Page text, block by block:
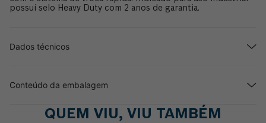
possui selo Heavy Duty com 2 anos de garantia.
Dados técnicos
Conteúdo da embalagem
QUEM VIU, VIU TAMBÉM